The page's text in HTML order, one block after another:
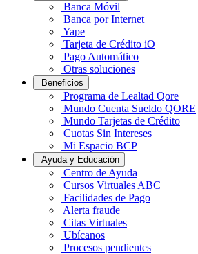
Banca Móvil
Banca por Internet
Yape
Tarjeta de Crédito iO
Pago Automático
Otras soluciones
Beneficios
Programa de Lealtad Qore
Mundo Cuenta Sueldo QORE
Mundo Tarjetas de Crédito
Cuotas Sin Intereses
Mi Espacio BCP
Ayuda y Educación
Centro de Ayuda
Cursos Virtuales ABC
Facilidades de Pago
Alerta fraude
Citas Virtuales
Ubícanos
Procesos pendientes